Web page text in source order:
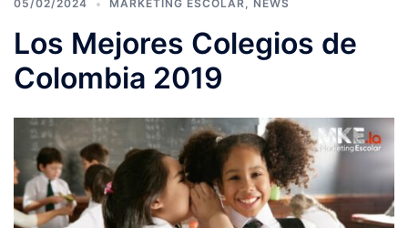
05/02/2024 MARKETING ESCOLAR, NEWS
Los Mejores Colegios de
Colombia 2019